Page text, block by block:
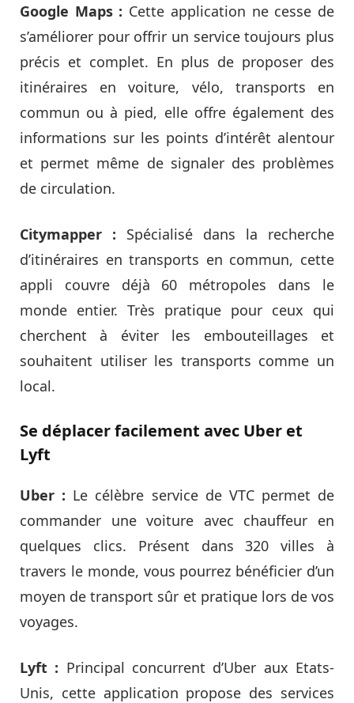
Google Maps : Cette application ne cesse de
s’améliorer pour offrir un service toujours plus
précis et complet. En plus de proposer des
itinéraires en voiture, vélo, transports en
commun ou à pied, elle offre également des
informations sur les points d’intérêt alentour
et permet même de signaler des problèmes
de circulation.
Citymapper : Spécialisé dans la recherche
d’itinéraires en transports en commun, cette
appli couvre déjà 60 métropoles dans le
monde entier. Très pratique pour ceux qui
cherchent à éviter les embouteillages et
souhaitent utiliser les transports comme un
local.
Se déplacer facilement avec Uber et
Lyft
Uber : Le célèbre service de VTC permet de
commander une voiture avec chauffeur en
quelques clics. Présent dans 320 villes à
travers le monde, vous pourrez bénéficier d’un
moyen de transport sûr et pratique lors de vos
voyages.
Lyft : Principal concurrent d’Uber aux Etats-
Unis, cette application propose des services